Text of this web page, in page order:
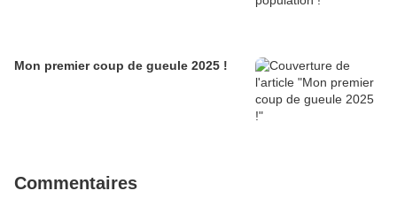
Mon premier coup de gueule 2025 !
Commentaires